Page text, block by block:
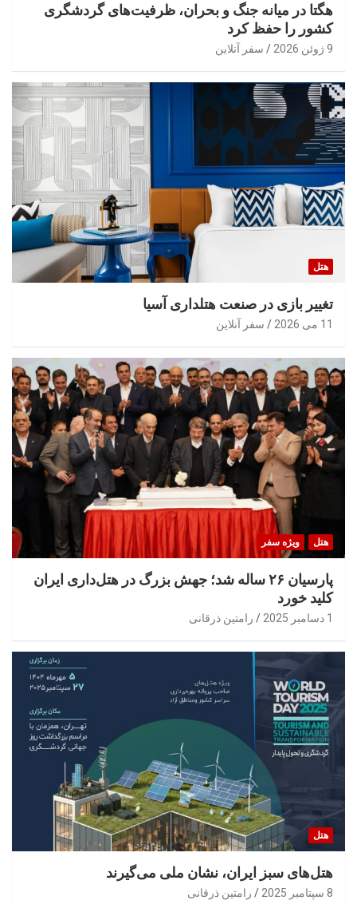
هگتا در میانه جنگ و بحران، ظرفیت‌های گردشگری
کشور را حفظ کرد
9 ژوئن 2026 سفر آنلاین
هتل
تغییر بازی در صنعت هتلداری آسیا
11 می 2026 سفر آنلاین
هتل ویژه سفر
پارسیان ۲۶ ساله شد؛ جهش بزرگ در هتل‌داری ایران
کلید خورد
1 دسامبر 2025 رامتین ذرقانی
هتل
هتل‌های سبز ایران، نشان ملی می‌گیرند
8 سپتامبر 2025 رامتین ذرقانی